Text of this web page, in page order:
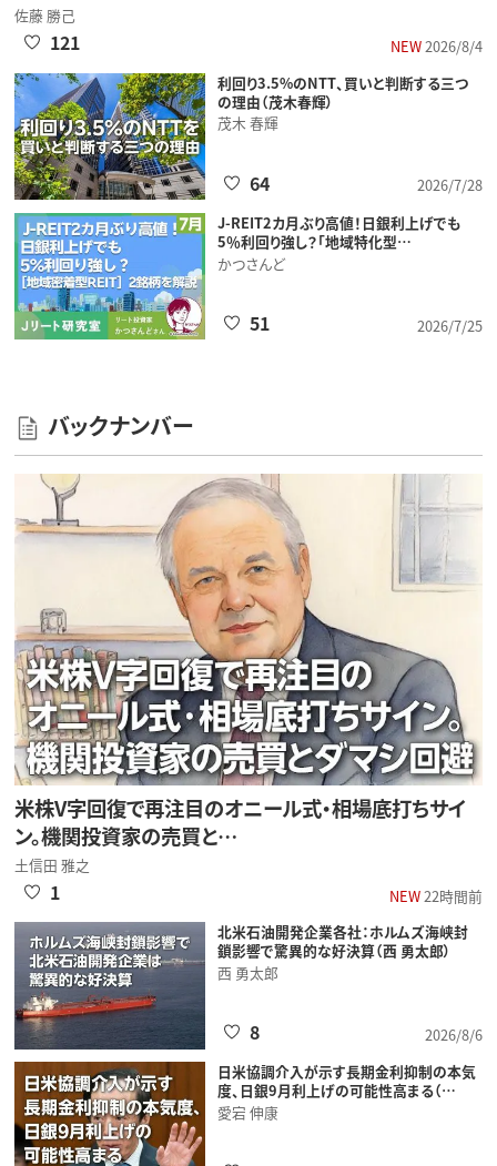
佐藤 勝己
NEW2026/8/4
121
利回り3.5%のNTT、買いと判断する三つ
の理由（茂木春輝）
茂木 春輝
2026/7/28
64
J-REIT2カ月ぶり高値！日銀利上げでも
5％利回り強し？「地域特化型…
かつさんど
2026/7/25
51
バックナンバー
米株V字回復で再注目のオニール式・相場底打ちサイ
ン。機関投資家の売買と…
土信田 雅之
NEW22時間前
1
北米石油開発企業各社：ホルムズ海峡封
鎖影響で驚異的な好決算（西 勇太郎）
西 勇太郎
2026/8/6
8
日米協調介入が示す長期金利抑制の本気
度、日銀9月利上げの可能性高まる（…
愛宕 伸康